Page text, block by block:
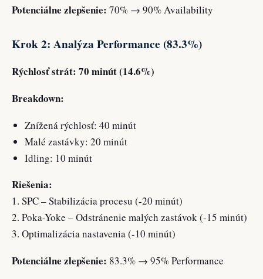
Potenciálne zlepšenie: 70% → 90% Availability
Krok 2: Analýza Performance (83.3%)
Rýchlosť strát: 70 minút (14.6%)
Breakdown:
Znížená rýchlosť: 40 minút
Malé zastávky: 20 minút
Idling: 10 minút
Riešenia:
1. SPC – Stabilizácia procesu (-20 minút)
2. Poka-Yoke – Odstránenie malých zastávok (-15 minút)
3. Optimalizácia nastavenia (-10 minút)
Potenciálne zlepšenie: 83.3% → 95% Performance